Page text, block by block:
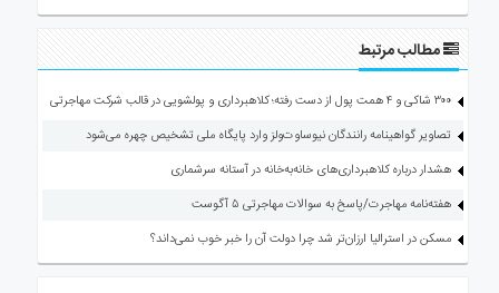
مطالب مرتبط
۳۰۰ شاکی و ۴ همت پول از دست رفته؛ کلاهبرداری و پولشویی در قالب شرکت مهاجرتی
تصاویر گواهینامه رانندگان نیوساوت‌ولز وارد پایگاه ملی تشخیص چهره می‌شود
هشدار درباره کلاهبرداری‌های خانه‌به‌خانه در آستانه سرشماری
هفته‌نامه مهاجرت/پاسخ به سوالات مهاجرتی ۵ آگوست
مسکن در استرالیا ارزان‌تر شد چرا دولت آن را خبر خوب نمی‌داند؟